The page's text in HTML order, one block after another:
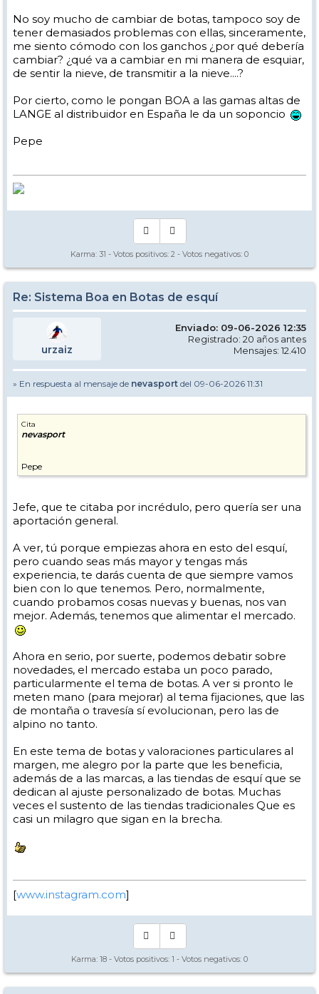
No soy mucho de cambiar de botas, tampoco soy de
tener demasiados problemas con ellas, sinceramente,
me siento cómodo con los ganchos ¿por qué debería
cambiar? ¿qué va a cambiar en mi manera de esquiar,
de sentir la nieve, de transmitir a la nieve....?
Por cierto, como le pongan BOA a las gamas altas de
LANGE al distribuidor en España le da un soponcio
Pepe
Karma: 31 - Votos positivos: 2 - Votos negativos: 0
Re: Sistema Boa en Botas de esquí
urzaiz
Enviado: 09-06-2026 12:35
Registrado: 20 años antes
Mensajes: 12.410
» En respuesta al mensaje de nevasport del 09-06-2026 11:31
Cita
nevasport
Pepe
Jefe, que te citaba por incrédulo, pero quería ser una
aportación general.
A ver, tú porque empiezas ahora en esto del esquí,
pero cuando seas más mayor y tengas más
experiencia, te darás cuenta de que siempre vamos
bien con lo que tenemos. Pero, normalmente,
cuando probamos cosas nuevas y buenas, nos van
mejor. Además, tenemos que alimentar el mercado.
Ahora en serio, por suerte, podemos debatir sobre
novedades, el mercado estaba un poco parado,
particularmente el tema de botas. A ver si pronto le
meten mano (para mejorar) al tema fijaciones, que las
de montaña o travesía sí evolucionan, pero las de
alpino no tanto.
En este tema de botas y valoraciones particulares al
margen, me alegro por la parte que les beneficia,
además de a las marcas, a las tiendas de esquí que se
dedican al ajuste personalizado de botas. Muchas
veces el sustento de las tiendas tradicionales Que es
casi un milagro que sigan en la brecha.
[www.instagram.com]
Karma: 18 - Votos positivos: 1 - Votos negativos: 0